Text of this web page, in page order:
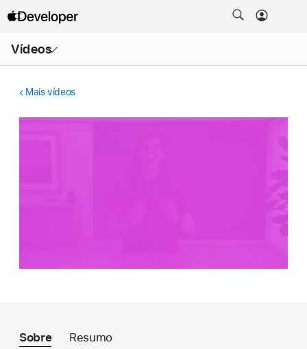
Vídeos
menu
Mais vídeos
Sobre Resumo